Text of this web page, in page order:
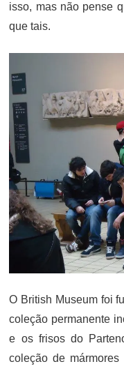
isso, mas não pense
que tais.
O British Museum foi
coleção permanente
e os frisos do
coleção de